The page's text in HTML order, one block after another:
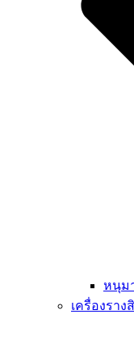
หนุม
เครื่องราง